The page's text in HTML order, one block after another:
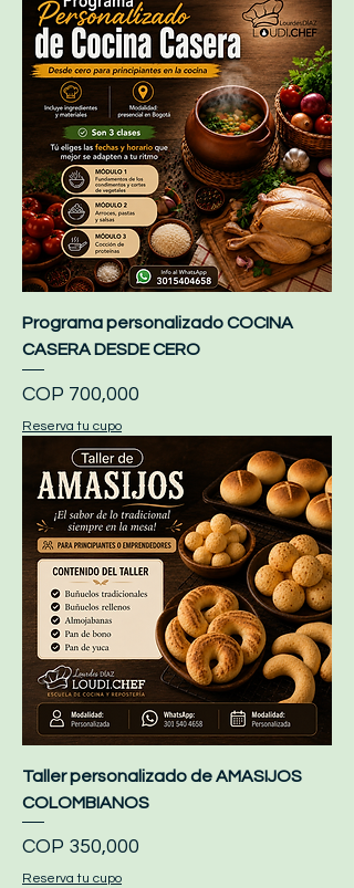
Programa personalizado COCINA
CASERA DESDE CERO
Price
COP 700,000
Reserva tu cupo
Taller personalizado de AMASIJOS
COLOMBIANOS
Price
COP 350,000
Reserva tu cupo